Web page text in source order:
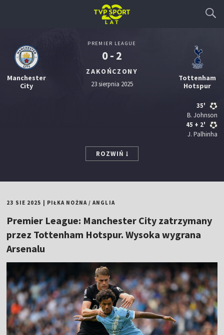
Manchester
City
PREMIER LEAGUE
0 - 2
ZAKOŃCZONY
23 sierpnia 2025
Tottenham
Hotspur
35'
B. Johnson
45 + 2'
J. Palhinha
ROZWIŃ
23 SIE 2025 PIŁKA NOŻNA/ANGLIA
Premier League: Manchester City zatrzymany
przez Tottenham Hotspur. Wysoka wygrana
Arsenalu